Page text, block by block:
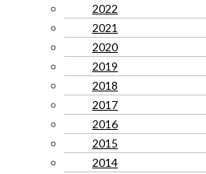
2022
2021
2020
2019
2018
2017
2016
2015
2014